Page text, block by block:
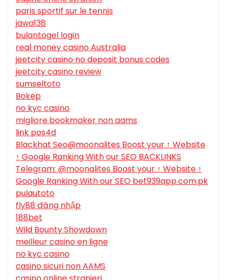
paris sportif sur le tennis
jawa138
bulantogel login
real money casino Australia
jeetcity casino no deposit bonus codes
jeetcity casino review
sumseltoto
Bokep
no kyc casino
migliore bookmaker non aams
link pos4d
Blackhat Seo@moonalites Boost your ↑ Website
↑ Google Ranking With our SEO BACKLINKS
Telegram: @moonalites Boost your ↑ Website ↑
Google Ranking With our SEO bet939app.com.pk
pulautoto
fly88 đăng nhập
188bet
Wild Bounty Showdown
meilleur casino en ligne
no kyc casino
casino sicuri non AAMS